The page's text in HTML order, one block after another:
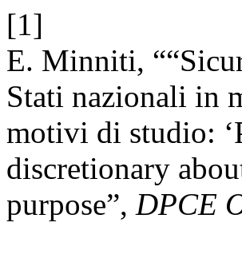
[1]
E. Minniti,
Stati nazionali in
motivi di studio:
discretionary
purpose”, DPCE